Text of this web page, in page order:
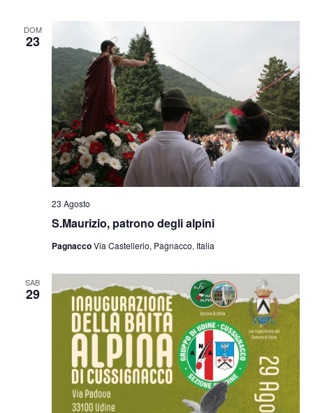
DOM
23
S.Maurizio, patrono degli alpini
23 Agosto
PagnaccoVia Castellerio, Pagnacco, Italia
SAB
29